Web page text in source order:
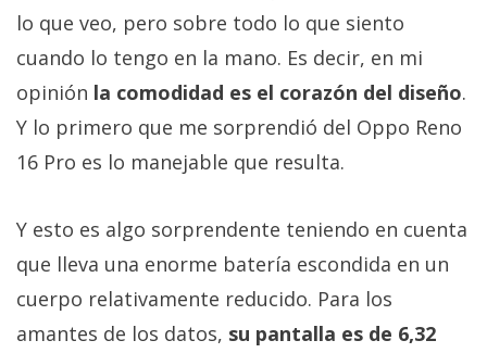
lo que veo, pero sobre todo lo que siento
cuando lo tengo en la mano. Es decir, en mi
opinión la comodidad es el corazón del diseño.
Y lo primero que me sorprendió del Oppo Reno
16 Pro es lo manejable que resulta.
Y esto es algo sorprendente teniendo en cuenta
que lleva una enorme batería escondida en un
cuerpo relativamente reducido. Para los
amantes de los datos, su pantalla es de 6,32